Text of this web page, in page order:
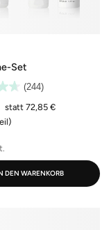
Set
(244)
statt 72,85 €
DEN WARENKORB